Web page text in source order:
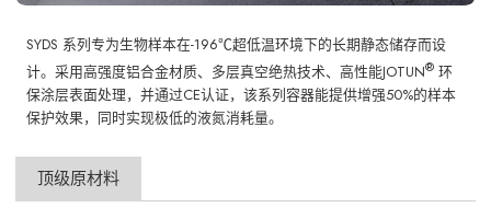
SYDS 系列专为生物样本在-196℃超低温环境下的长期静态储存而设
计。采用高强度铝合金材质、多层真空绝热技术、高性能JOTUN® 环
保涂层表面处理，并通过CE认证，该系列容器能提供增强50%的样本
保护效果，同时实现极低的液氮消耗量。
顶级原材料